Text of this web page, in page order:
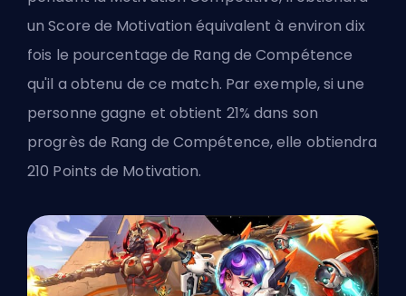
un Score de Motivation équivalent à environ dix
fois le pourcentage de Rang de Compétence
qu'il a obtenu de ce match. Par exemple, si une
personne gagne et obtient 21% dans son
progrès de Rang de Compétence, elle obtiendra
210 Points de Motivation.